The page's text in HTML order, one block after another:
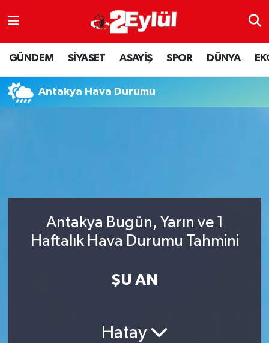
GÜNDEM SİYASET ASAYİŞ SPOR DÜNYA
Antakya Hava Durumu
Antakya Bugün, Yarın ve 1
Haftalık Hava Durumu Tahmini
ŞU AN
Hatay
ASAYİŞ
DÜNYA
EKONOMİ
SİYASET
SPOR
Nöbetçi Eczaneler
Hava Durumu
Eskişehir Namaz Vakitleri
Tüm Manşetler
Son Dakika Haberleri